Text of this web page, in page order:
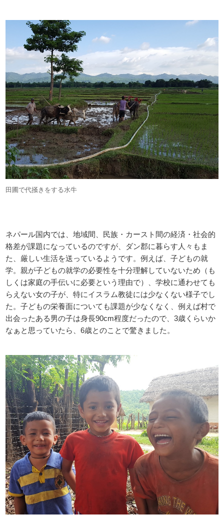
田圃で代掻きをする水牛
ネパール国内では、地域間、民族・カースト間の経済・社会的
格差が課題になっているのですが、ダン郡に暮らす人々もま
た、厳しい生活を送っているようです。例えば、子どもの就
学。親が子どもの就学の必要性を十分理解していないため（も
しくは家庭の手伝いに必要という理由で）、学校に通わせても
らえない女の子が、特にイスラム教徒には少なくない様子でし
た。子どもの栄養面についても課題が少なくなく、例えば村で
出会ったある男の子は身長90cm程度だったので、3歳くらいか
なぁと思っていたら、6歳とのことで驚きました。